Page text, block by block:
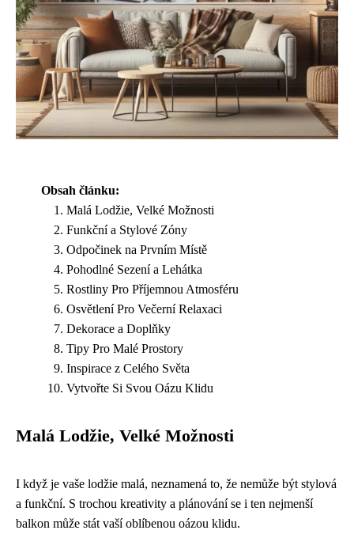
Obsah článku:
Malá Lodžie, Velké Možnosti
Funkční a Stylové Zóny
Odpočinek na Prvním Místě
Pohodlné Sezení a Lehátka
Rostliny Pro Příjemnou Atmosféru
Osvětlení Pro Večerní Relaxaci
Dekorace a Doplňky
Tipy Pro Malé Prostory
Inspirace z Celého Světa
Vytvořte Si Svou Oázu Klidu
Malá Lodžie, Velké Možnosti
I když je vaše lodžie malá, neznamená to, že nemůže být stylová
a funkční. S trochou kreativity a plánování se i ten nejmenší
balkon může stát vaší oblíbenou oázou klidu.